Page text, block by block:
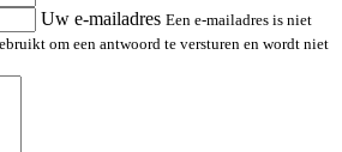
Uw e-mailadres Een e-mailadres is niet
om een antwoord te versturen en wordt niet